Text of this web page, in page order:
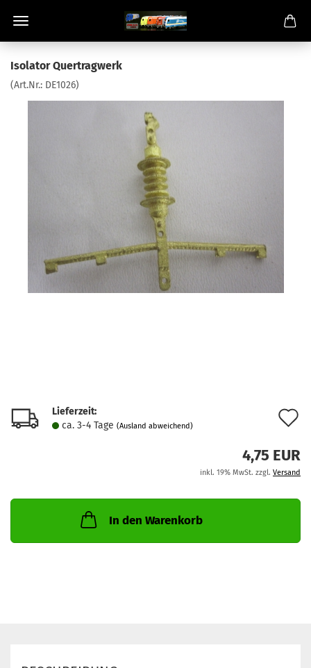
Isolator Quertragwerk
(Art.Nr.: DE1026)
Lieferzeit:
ca. 3-4 Tage (Ausland abweichend)
4,75 EUR
inkl. 19% MwSt. zzgl. Versand
In den Warenkorb